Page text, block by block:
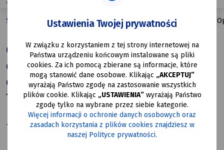
do programu
„Opieka
wytchnieniowa”
dla
Jednostek
Samorządu
Terytorialnego
Strona główna Ogłoszenie o naborze zgłoszeń do programu
Ogłoszenie o naborze zgłoszeń
do programu „Opieka wytchnieniowa”
dla Jednostek Samorządu
Terytorialnego – edycja 2025
16.05.2025
Ustawienia Twojej prywatności
W związku z korzystaniem z tej strony internetowej na
Państwa urządzeniu końcowym instalowane są pliki
cookies. Za ich pomocą zbierane są informacje, które
mogą stanowić dane osobowe. Klikając „AKCEPTUJ”
wyrażają Państwo zgodę na zastosowanie wszystkich
plików cookie. Klikając „USTAWIENIA”wyrażają Państwo
zgodę tylko na wybrane przez siebie kategorie.
Więcej informacji o ochronie danych osobowych oraz
zasadach korzystania z plików cookies znajdziesz w
naszej Polityce prywatności.